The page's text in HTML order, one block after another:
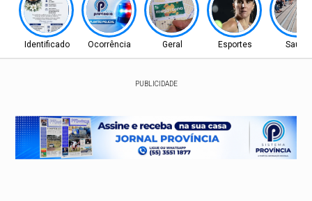
Identificado Ocorrência Geral Esportes Saúde
PUBLICIDADE